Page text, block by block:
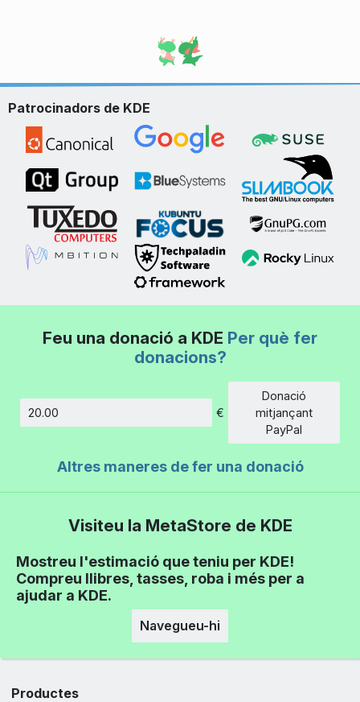
Patrocinadors de KDE
Feu una donació a KDE Per què fer
donacions?
€
Donació
mitjançant
PayPal
Altres maneres de fer una donació
Visiteu la MetaStore de KDE
Mostreu l'estimació que teniu per KDE!
Compreu llibres, tasses, roba i més per a
ajudar a KDE.
Navegueu-hi
Productes